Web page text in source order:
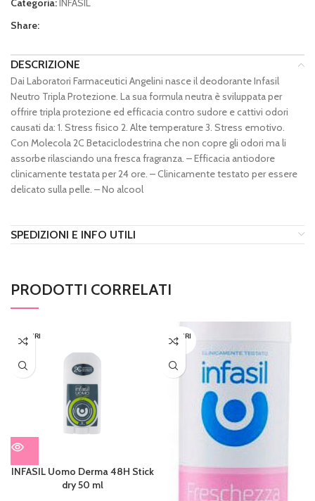
Categoria:INFASIL
Share:
DESCRIZIONE
Dai Laboratori Farmaceutici Angelini nasce il deodorante Infasil
Neutro Tripla Protezione. La sua formula neutra è sviluppata per
offrire tripla protezione ed efficacia contro sudore e cattivi odori
causati da: 1. Stress fisico 2. Alte temperature 3. Stress emotivo.
Con Molecola 2C Betaciclodestrina che non copre gli odori ma li
assorbe rilasciando una fresca fragranza. – Efficacia antiodore
clinicamente testata per 24 ore. – Clinicamente testato per essere
delicato sulla pelle. – No alcool
SPEDIZIONI E INFO UTILI
PRODOTTI CORRELATI
ESAURI
TO
INFASIL Uomo Derma 48H Stick
dry 50 ml
ESAURI
TO